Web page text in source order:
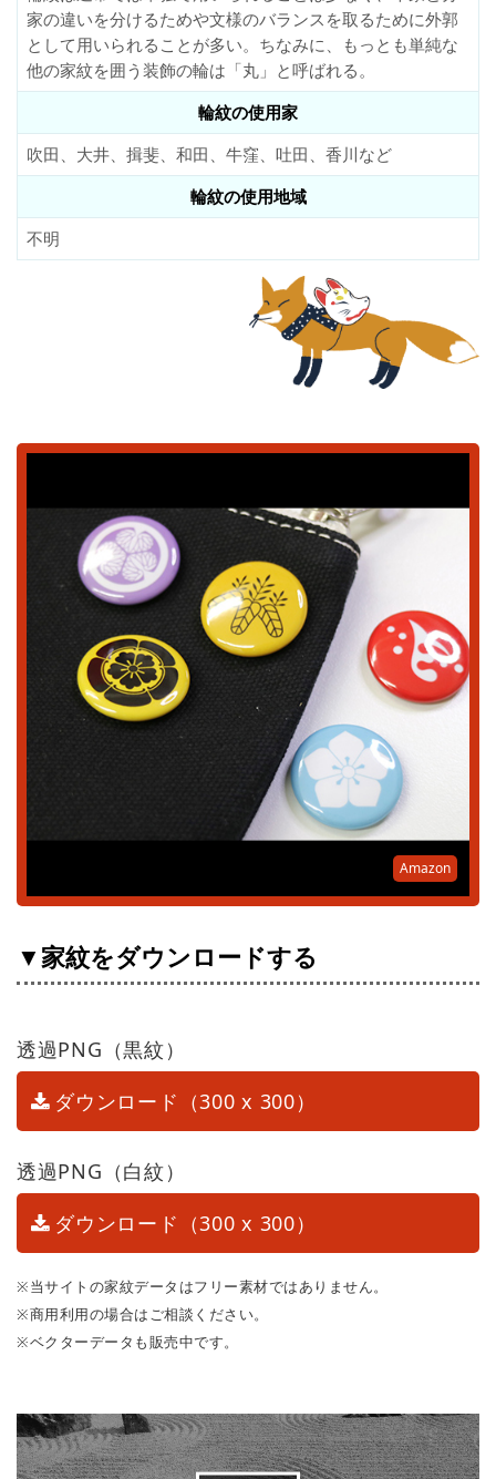
家の違いを分けるためや文様のバランスを取るために外郭
として用いられることが多い。ちなみに、もっとも単純な
他の家紋を囲う装飾の輪は「丸」と呼ばれる。
輪紋の使用家
吹田、大井、揖斐、和田、牛窪、吐田、香川など
輪紋の使用地域
不明
Amazon
▼家紋をダウンロードする
透過PNG（黒紋）
ダウンロード（300 x 300）
透過PNG（白紋）
ダウンロード（300 x 300）
※当サイトの家紋データはフリー素材ではありません。
※商用利用の場合はご相談ください。
※ベクターデータも販売中です。